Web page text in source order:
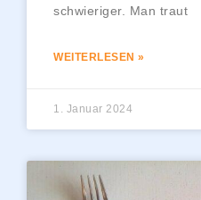
schwieriger. Man traut
WEITERLESEN »
1. Januar 2024